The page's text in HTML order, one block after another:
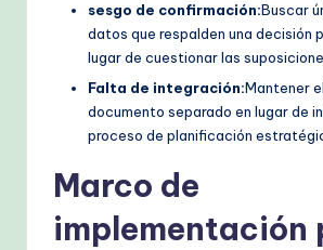
sesgo de confirmación:Buscar
datos que respalden una decisión
lugar de cuestionar las
Falta de integración:Mantener
documento separado en lugar de
proceso de planificación
Marco de
implementación